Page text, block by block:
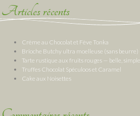
Articles récents
Crème au Chocolat et Fève Tonka
Brioche Butchy ultra moelleuse (sans
Tarte rustique aux fruits rouges — belle,
Truffes Chocolat Spéculoos et Caramel
Cake aux Noisettes